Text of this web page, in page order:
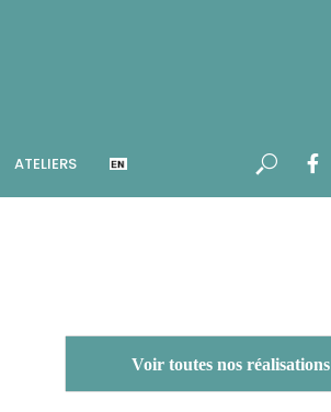
ATELIERS
Voir toutes nos réalisations